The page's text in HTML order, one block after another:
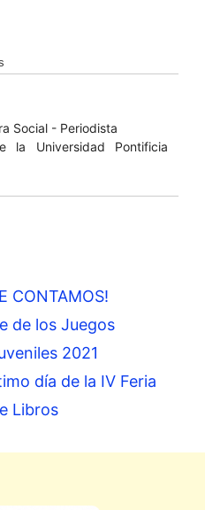
Social - Periodista
la Universidad Pontificia
CONTAMOS!
de los Juegos
2021
día de la IV Feria
Libros